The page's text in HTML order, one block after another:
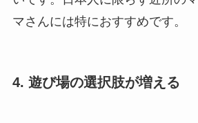
マさんには特におすすめです。
4. 遊び場の選択肢が増える